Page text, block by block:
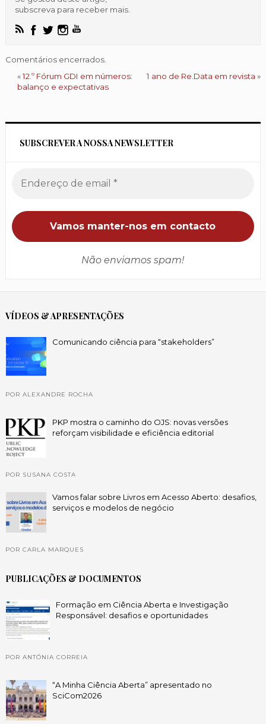
subscreva para receber mais.
Comentários encerrados.
«12.º Fórum GDI em números:
balanço e expectativas
1 ano de Re.Data em revista »
SUBSCREVER A NOSSA NEWSLETTER
Não enviamos spam!
VÍDEOS & APRESENTAÇÕES
Comunicando ciência para “stakeholders”
POR ALEXANDRE ROCHA
PKP mostra o caminho do OJS: novas versões
reforçam visibilidade e eficiência editorial
POR SUSANA COSTA
Vamos falar sobre Livros em Acesso Aberto: desafios,
serviços e modelos de negócio
POR CARLA MARQUES
PUBLICAÇÕES & DOCUMENTOS
Formação em Ciência Aberta e Investigação
Responsável: desafios e oportunidades
POR ANTÓNIA CORREIA
“A Minha Ciência Aberta” apresentado no
SciCom2026